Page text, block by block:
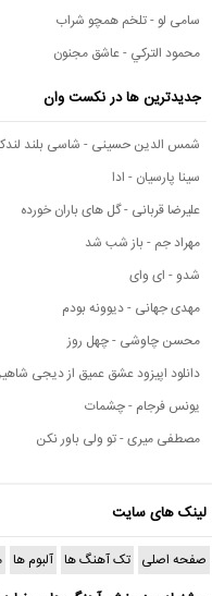
سامی لو - تلخم همچو شراب
محمود التركي - عاشق مجنون
جدیدترین ها در نکست وان
شمس الدین حسینی - شاسی بلند
سینا پارسیان - ادا
علیرضا قربانی - گل های باران خورده
مهراد جم - باز شب شد
شدو - ای وای
مهدی جهانی - دیوونه بودم
محسن چاوشی - چهل روز
دانلود اپیزود عشق عمیق از دیجی
یونس فرجام - چشمات
مصطفی میری - تو ولی باور نکن
لینک های سایت
صفحه اصلی تک آهنگ ها آلبوم ها